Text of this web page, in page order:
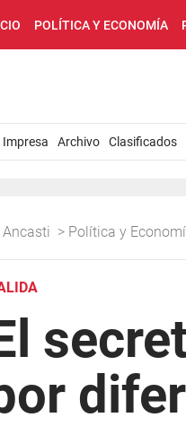
POLÍTICA Y ECONOMÍA
Impresa Archivo Clasificados
Ancasti > Política y